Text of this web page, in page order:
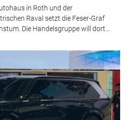
in Roth und der
Raval setzt die Feser-Graf
Die Handelsgruppe will dort...